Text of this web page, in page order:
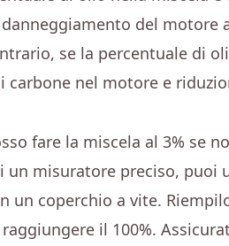
del motore
se la percentuale di
carbone nel motore e
fare la miscela al 3% se
un misuratore preciso, puoi
un coperchio a vite.
il 100%.